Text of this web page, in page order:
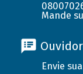
Mande
Envie